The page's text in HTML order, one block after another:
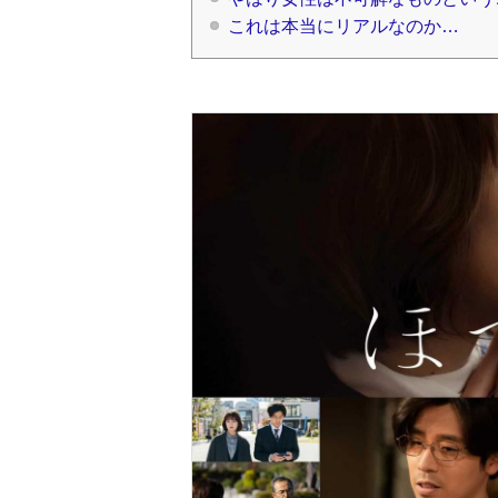
これは本当にリアルなのか…